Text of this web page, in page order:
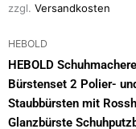
zzgl. Versandkosten
HEBOLD
HEBOLD
Bürstenset 2 Polier-
Staubbürsten mit
Glanzbürste
können
der
Produktseite
gewählt
werden